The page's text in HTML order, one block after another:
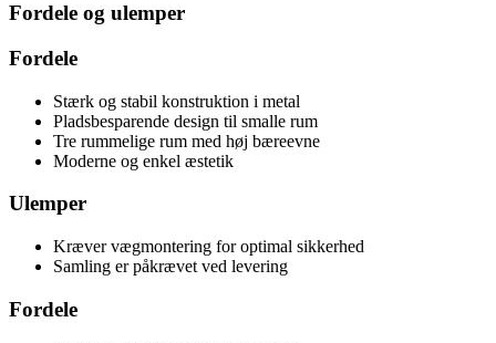
Fordele og ulemper
Fordele
Stærk og stabil konstruktion i metal
Pladsbesparende design til smalle rum
Tre rummelige rum med høj bæreevne
Moderne og enkel æstetik
Ulemper
Kræver vægmontering for optimal sikkerhed
Samling er påkrævet ved levering
Fordele